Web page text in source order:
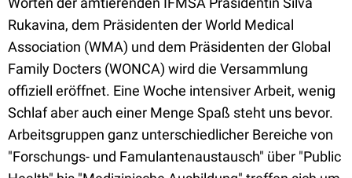
Rukavina, dem Präsidenten der World Medical
Association (WMA) und dem Präsidenten der Global
Family Docters (WONCA) wird die Versammlung
offiziell eröffnet. Eine Woche intensiver Arbeit, wenig
Schlaf aber auch einer Menge Spaß steht uns bevor.
Arbeitsgruppen ganz unterschiedlicher Bereiche von
"Forschungs- und Famulantenaustausch" über "Public